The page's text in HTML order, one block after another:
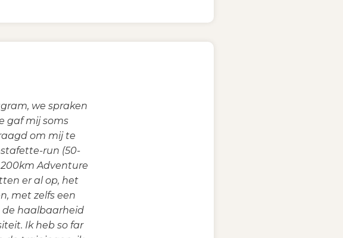
we spraken
gaf mij soms
om mij te
run (50-
Adventure
er al op, het
met zelfs een
de haalbaarheid
Ik heb so far